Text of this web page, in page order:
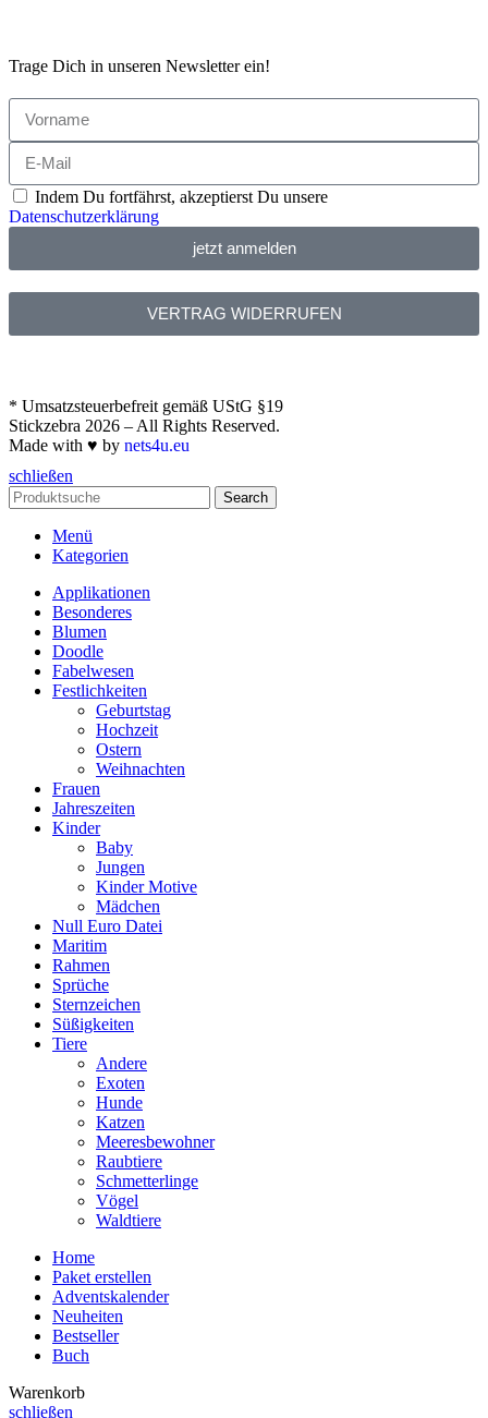
Trage Dich in unseren Newsletter ein!
Indem Du fortfährst, akzeptierst Du unsere
Datenschutzerklärung
jetzt anmelden
VERTRAG WIDERRUFEN
* Umsatzsteuerbefreit gemäß UStG §19
Stickzebra 2026 – All Rights Reserved.
Made with ♥ by nets4u.eu
schließen
Search
Menü
Kategorien
Applikationen
Besonderes
Blumen
Doodle
Fabelwesen
Festlichkeiten
Geburtstag
Hochzeit
Ostern
Weihnachten
Frauen
Jahreszeiten
Kinder
Baby
Jungen
Kinder Motive
Mädchen
Null Euro Datei
Maritim
Rahmen
Sprüche
Sternzeichen
Süßigkeiten
Tiere
Andere
Exoten
Hunde
Katzen
Meeresbewohner
Raubtiere
Schmetterlinge
Vögel
Waldtiere
Home
Paket erstellen
Adventskalender
Neuheiten
Bestseller
Buch
Warenkorb
schließen